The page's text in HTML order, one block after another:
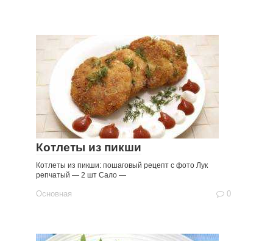
Котлеты из пикши
Котлеты из пикши: пошаговый рецепт с фото Лук
репчатый — 2 шт Сало —
Основная 0